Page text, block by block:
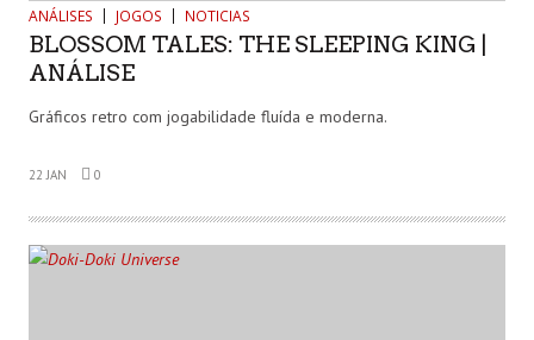
ANÁLISES JOGOS NOTICIAS
BLOSSOM TALES: THE SLEEPING KING |
ANÁLISE
Gráficos retro com jogabilidade fluída e moderna.
22 JAN 0